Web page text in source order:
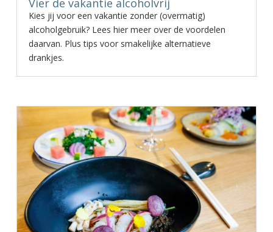
Vier de vakantie alcoholvrij
Kies jij voor een vakantie zonder (overmatig)
alcoholgebruik? Lees hier meer over de voordelen
daarvan. Plus tips voor smakelijke alternatieve
drankjes.